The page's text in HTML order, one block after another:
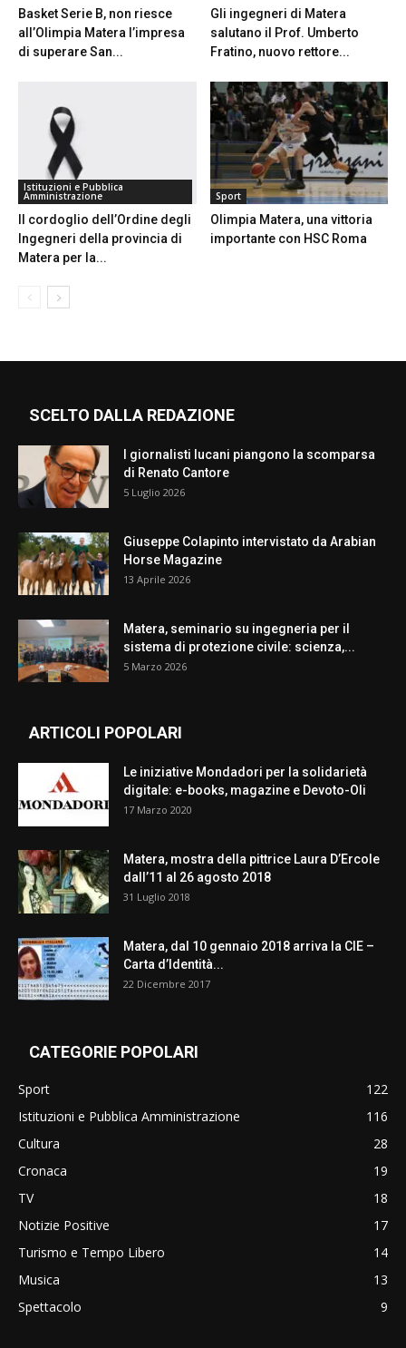
Basket Serie B, non riesce
all’Olimpia Matera l’impresa
di superare San...
Gli ingegneri di Matera
salutano il Prof. Umberto
Fratino, nuovo rettore...
Istituzioni e Pubblica
Amministrazione
Il cordoglio dell’Ordine degli
Ingegneri della provincia di
Matera per la...
Sport
Olimpia Matera, una vittoria
importante con HSC Roma
SCELTO DALLA REDAZIONE
I giornalisti lucani piangono la scomparsa
di Renato Cantore
5 Luglio 2026
Giuseppe Colapinto intervistato da Arabian
Horse Magazine
13 Aprile 2026
Matera, seminario su ingegneria per il
sistema di protezione civile: scienza,...
5 Marzo 2026
ARTICOLI POPOLARI
Le iniziative Mondadori per la solidarietà
digitale: e-books, magazine e Devoto-Oli
17 Marzo 2020
Matera, mostra della pittrice Laura D’Ercole
dall’11 al 26 agosto 2018
31 Luglio 2018
Matera, dal 10 gennaio 2018 arriva la CIE –
Carta d’Identità...
22 Dicembre 2017
CATEGORIE POPOLARI
Sport
122
Istituzioni e Pubblica Amministrazione
116
Cultura
28
Cronaca
19
TV
18
Notizie Positive
17
Turismo e Tempo Libero
14
Musica
13
Spettacolo
9